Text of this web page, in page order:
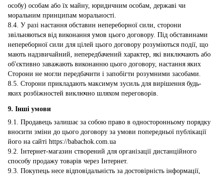
особу) особам або їх майну, юридичним особам, державі чи
моральним принципам моральності.
8.4. У разі настання обставин непереборної сили, сторони
звільняються від виконання умов цього договору. Під обставинами
непереборної сили для цілей цього договору розуміються події, що
мають надзвичайний, непередбачений характер, які виключають або
об'єктивно заважають виконанню цього договору, настання яких
Сторони не могли передбачити і запобігти розумними засобами.
8.5. Сторони прикладають максимум зусиль для вирішення будь-
яких розбіжностей виключно шляхом переговорів.
9. Інші умови
9.1. Продавець залишає за собою право в односторонньому порядку
вносити зміни до цього договору за умови попередньої публікації
його на сайті https://babachok.com.ua
9.2. Інтернет-магазин створений для організації дистанційного
способу продажу товарів через Інтернет.
9.3. Покупець несе відповідальність за достовірність інформації,